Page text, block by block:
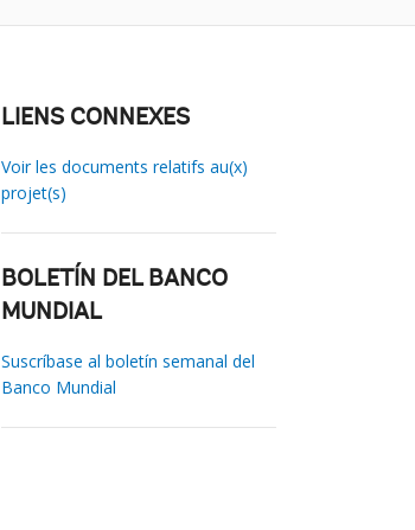
LIENS CONNEXES
Voir les documents relatifs au(x)
projet(s)
BOLETÍN DEL BANCO
MUNDIAL
Suscríbase al boletín semanal del
Banco Mundial